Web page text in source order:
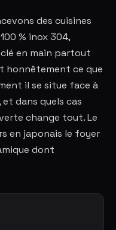
des cuisines
% inox 304,
en main partout
honnêtement ce que
il se situe face à
et dans quels cas
change tout. Le
en japonais le foyer
dont